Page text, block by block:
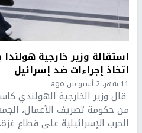
استقالة وزير خارجية
اتخاذ إجراءات ضد إسرائيل
11 شهر، 2 أسبوعين ago
قال وزير الخارجية الهولندي
من حكومة تصريف الأعمال،
الحرب الإسرائيلية على قطاع